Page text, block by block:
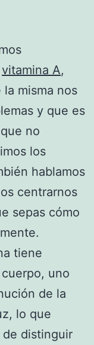
vitamina A,
misma nos
y que es
no
los
hablamos
centrarnos
sepas cómo
tiene
uno
de la
lo que
distinguir